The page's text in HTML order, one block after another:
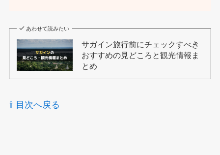
あわせて読みたい
サガイン旅行前にチェックすべき
おすすめの見どころと観光情報ま
とめ
⇧ 目次へ戻る